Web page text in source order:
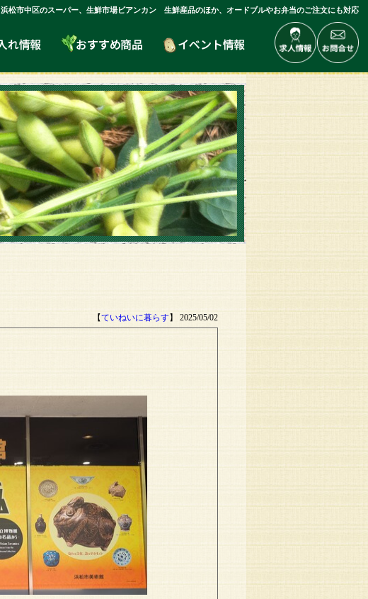
浜松市中区のスーパー、生鮮市場ビアンカン 生鮮産品のほか、オードブルやお弁当のご注文にも対応
【ていねいに暮らす】 2025/05/02